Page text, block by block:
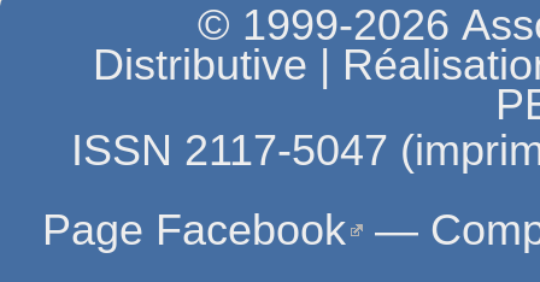
© 1999-2026
Distributive |
ISSN 2117-5047
Page Facebook —